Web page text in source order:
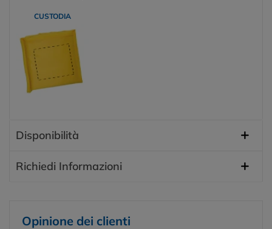
CUSTODIA
Disponibilità
Richiedi Informazioni
Opinione dei clienti